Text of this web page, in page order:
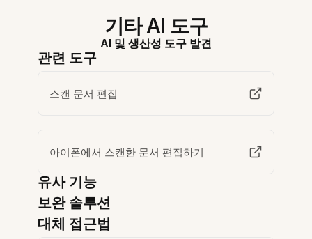
기타 AI 도구
AI 및 생산성 도구 발견
관련 도구
스캔 문서 편집
아이폰에서 스캔한 문서 편집하기
유사 기능
보완 솔루션
대체 접근법